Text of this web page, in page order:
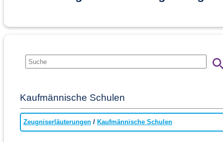
Kaufmännische Schulen
Zeugniserläuterungen / Kaufmännische Schulen